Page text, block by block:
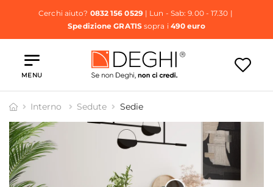
Cerchi aiuto? 0832 156 0529| Lun - Sab: 9.00 - 17.30 |
Spedizione GRATISsopra i 490 euro
MENU
Interno Sedute Sedie